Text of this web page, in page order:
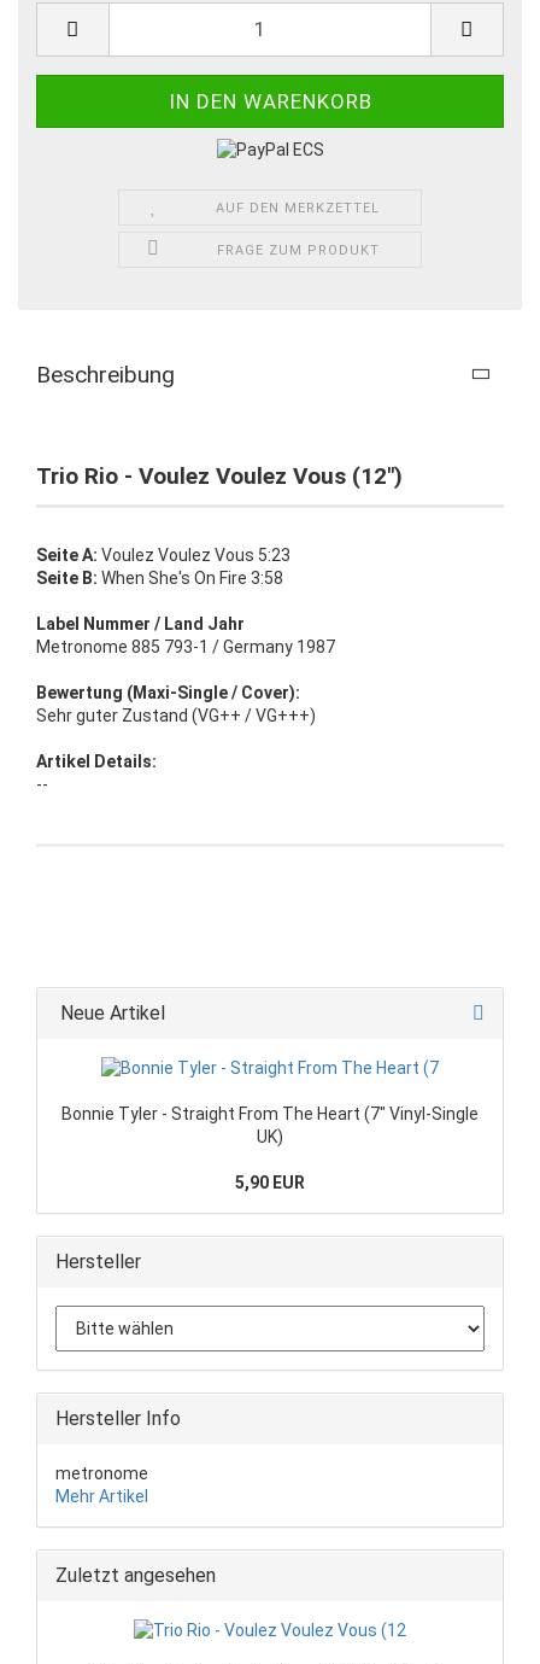
AUF DEN MERKZETTEL
FRAGE ZUM PRODUKT
Beschreibung
Trio Rio - Voulez Voulez Vous (12")
Seite A: Voulez Voulez Vous 5:23
Seite B: When She's On Fire 3:58
Label Nummer / Land Jahr
Metronome 885 793-1 / Germany 1987
Bewertung (Maxi-Single / Cover):
Sehr guter Zustand (VG++ / VG+++)
Artikel Details:
--
Neue Artikel
Bonnie Tyler - Straight From The Heart (7" Vinyl-Single
UK)
5,90 EUR
Hersteller
Hersteller Info
metronome
Mehr Artikel
Zuletzt angesehen